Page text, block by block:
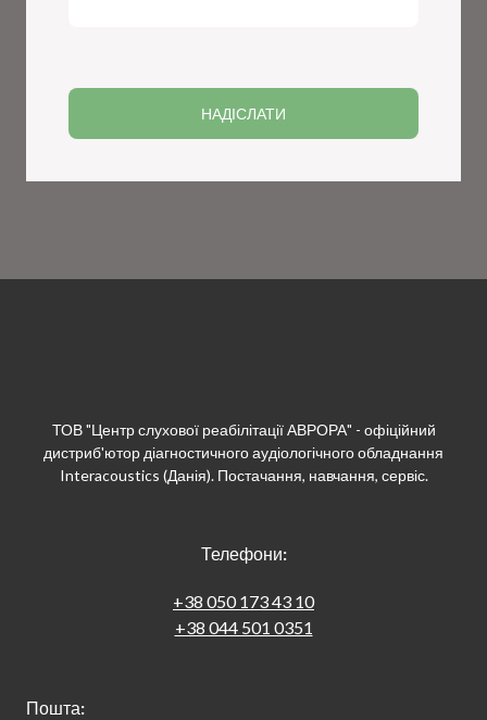
НАДІСЛАТИ
ТОВ "Центр слухової реабілітації АВРОРА" - офіційний
дистриб'ютор діагностичного аудіологічного обладнання
Interacoustics (Данія). Постачання, навчання, сервіс.
Телефони:
+38 050 173 43 10
+38 044 501 0351
Пошта: